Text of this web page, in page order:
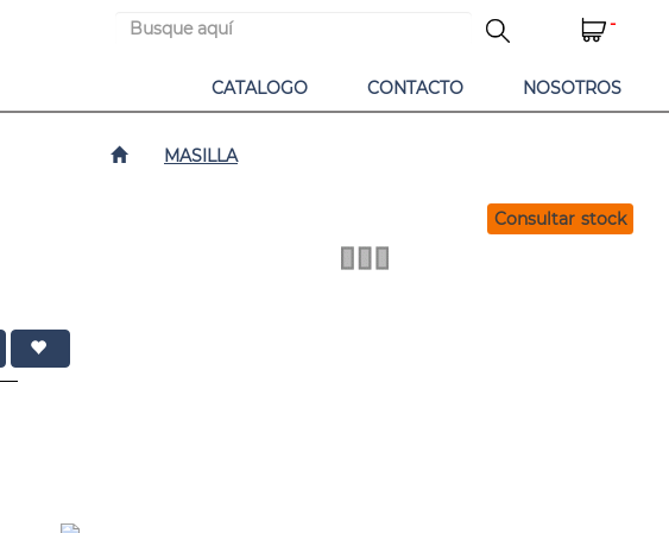
-
CATALOGO CONTACTO NOSOTROS
MASILLA
Consultar stock